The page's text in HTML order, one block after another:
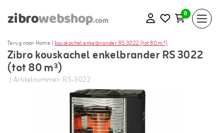
0
Terug naar Home |kouskachel enkelbrander RS 3022 (tot 80 m³)
Zibro kouskachel enkelbrander RS 3022
(tot 80 m³)
| Artikelnummer: RS-3022